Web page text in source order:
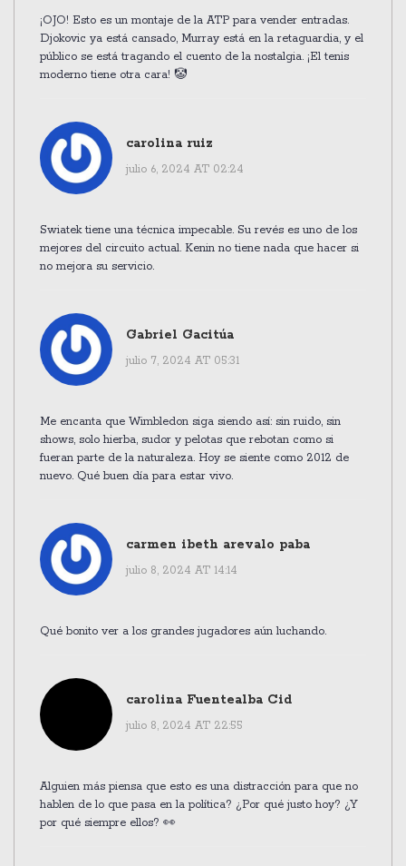
¡OJO! Esto es un montaje de la ATP para vender entradas.
Djokovic ya está cansado, Murray está en la retaguardia, y el
público se está tragando el cuento de la nostalgia. ¡El tenis
moderno tiene otra cara! 🤡
carolina ruiz
julio 6, 2024 AT 02:24
Swiatek tiene una técnica impecable. Su revés es uno de los
mejores del circuito actual. Kenin no tiene nada que hacer si
no mejora su servicio.
Gabriel Gacitúa
julio 7, 2024 AT 05:31
Me encanta que Wimbledon siga siendo así: sin ruido, sin
shows, solo hierba, sudor y pelotas que rebotan como si
fueran parte de la naturaleza. Hoy se siente como 2012 de
nuevo. Qué buen día para estar vivo.
carmen ibeth arevalo paba
julio 8, 2024 AT 14:14
Qué bonito ver a los grandes jugadores aún luchando.
carolina Fuentealba Cid
julio 8, 2024 AT 22:55
Alguien más piensa que esto es una distracción para que no
hablen de lo que pasa en la política? ¿Por qué justo hoy? ¿Y
por qué siempre ellos? 👀